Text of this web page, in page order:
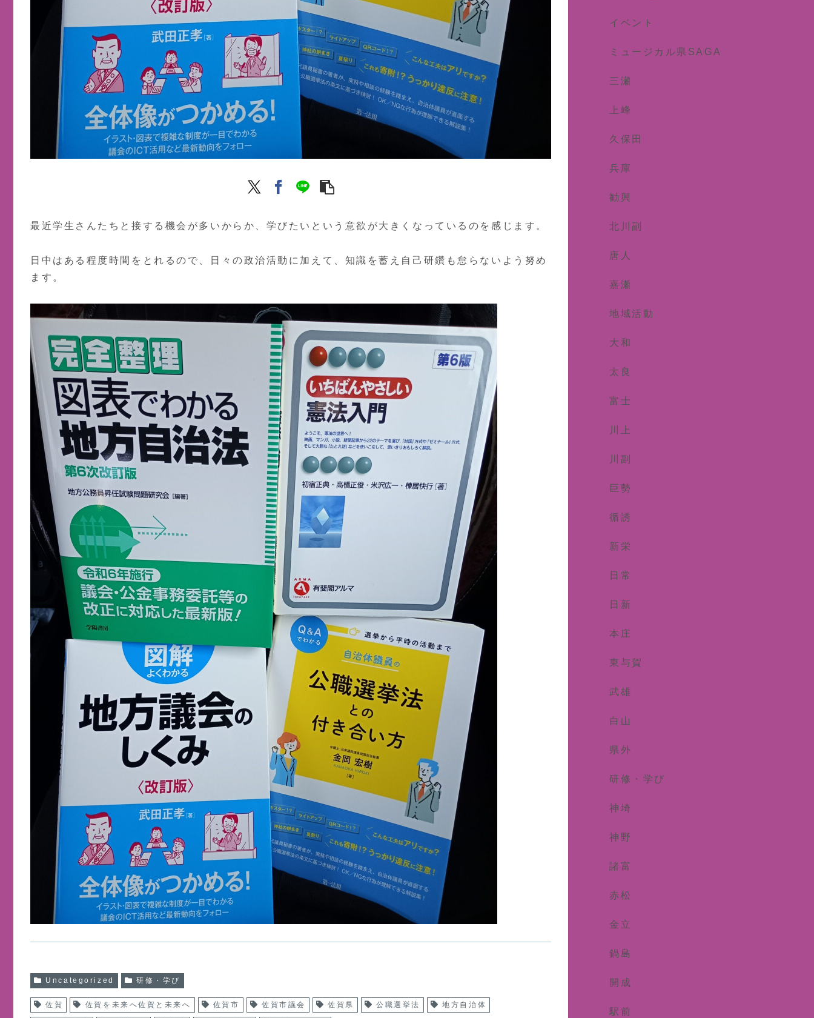
最近学生さんたちと接する機会が多いからか、学びたいという意欲が大きくなっているのを感じます。
日中はある程度時間をとれるので、日々の政治活動に加えて、知識を蓄え自己研鑽も怠らないよう努め
ます。
Uncategorized 研修・学び
佐賀 佐賀を未来へ佐賀と未来へ 佐賀市 佐賀市議会 佐賀県 公職選挙法 地方自治体
イベント
ミュージカル県SAGA
三瀬
上峰
久保田
兵庫
勧興
北川副
唐人
嘉瀬
地域活動
大和
太良
富士
川上
川副
巨勢
循誘
新栄
日常
日新
本庄
東与賀
武雄
白山
県外
研修・学び
神埼
神野
諸富
赤松
金立
鍋島
開成
駅前